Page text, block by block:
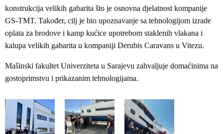
konstrukcija velikih gabarita što je osnovna djelatnost kompanije
GS-TMT. Također, cilj je bio upoznavanje sa tehnologijom izrade
oplata za brodove i kamp kućice upotrebom staklenih vlakana i
kalupa velikih gabarita u kompaniji Derubis Caravans u Vitezu.
Mašinski fakultet Univerziteta u Sarajevu zahvaljuje domaćinima na
gostoprimstvu i prikazanim tehnologijama.